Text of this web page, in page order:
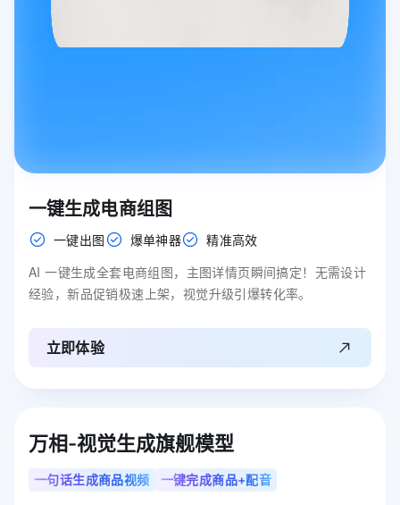
一键生成电商组图
一键出图 爆单神器
精准高效
AI 一键生成全套电商组图，主图详情页瞬间搞定！无需设计
经验，新品促销极速上架，视觉升级引爆转化率。
立即体验
万相-视觉生成旗舰模型
一句话生成商品视频 一键完成商品+配音